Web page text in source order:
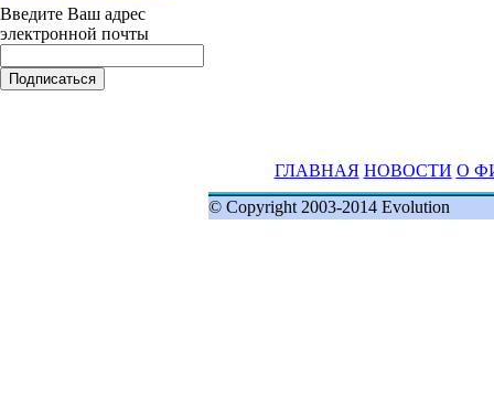
Введите Ваш адрес
электронной почты
ГЛАВНАЯ НОВОСТИ О
© Copyright 2003-2014 Evolution